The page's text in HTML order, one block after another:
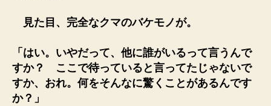
見た目、完全なクマのバケモノが。
「はい。いやだって、他に誰がいるって言うんで
すか？ ここで待っていると言ってたじゃないで
すか、おれ。何をそんなに驚くことがあるんです
か？」